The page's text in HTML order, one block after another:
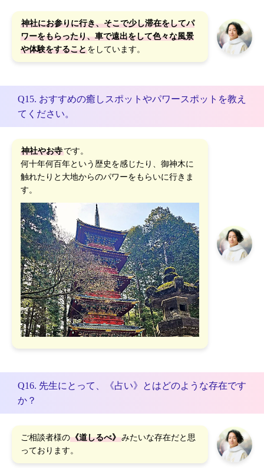
神社にお参りに行き、そこで少し滞在をしてパ
ワーをもらったり、車で遠出をして色々な風景
や体験をすることをしています。
Q15. おすすめの癒しスポットやパワースポットを教え
てください。
神社やお寺です。
何十年何百年という歴史を感じたり、御神木に
触れたりと大地からのパワーをもらいに行きま
す。
Q16. 先生にとって、《占い》とはどのような存在です
か？
ご相談者様の《道しるべ》みたいな存在だと思
っております。